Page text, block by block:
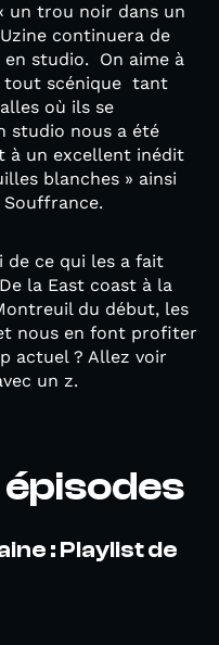
un trou noir dans un
continuera de
studio. On aime à
tout scénique tant
où ils se
studio nous a été
à un excellent inédit
blanches » ainsi
de ce qui les a fait
la East coast à la
du début, les
nous en font profiter
actuel ? Allez voir
un z.
: Playlist de